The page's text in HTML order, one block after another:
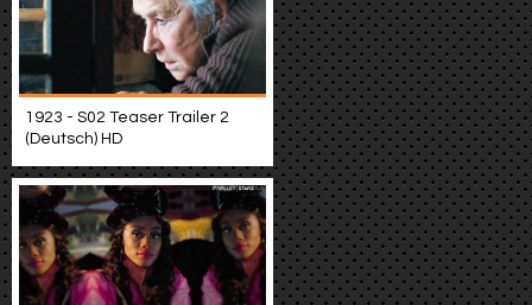
1923 - S02 Teaser Trailer 2
(Deutsch) HD